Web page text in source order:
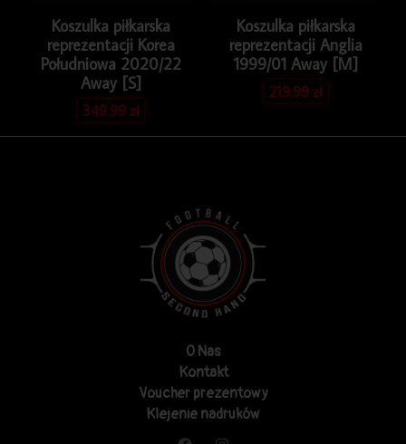
Koszulka piłkarska
reprezentacji Korea
Południowa 2020/22
Away [S]
349.99zł
Koszulka piłkarska
reprezentacji Anglia
1999/01 Away [M]
219.99zł
O Nas
Kontakt
Voucher prezentowy
Klejenie nadruków